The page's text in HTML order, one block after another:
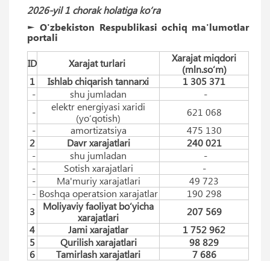
2026-yil 1 chorak holatiga ko‘ra
► O'zbekiston Respublikasi ochiq ma'lumotlar
portali
ID Xarajat turlari
Xarajat miqdori
(mln.so‘m)
1
Ishlab chiqarish tannarxi
1 305 371
-
shu jumladan
-
-
elektr energiyasi xaridi
(yo‘qotish)
621 068
-
amortizatsiya
475 130
2
Davr xarajatlari
240 021
-
shu jumladan
-
-
Sotish xarajatlari
-
-
Ma'muriy xarajatlari
49 723
- Boshqa operatsion xarajatlar
190 298
3
Moliyaviy faoliyat bo‘yicha
xarajatlari
207 569
4
Jami xarajatlar
1 752 962
5
Qurilish xarajatlari
98 829
6
Tamirlash xarajatlari 7 686